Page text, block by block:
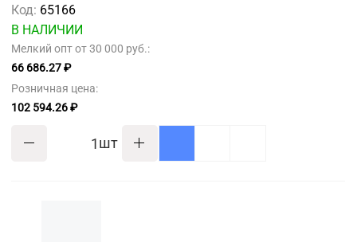
Код: 65166
В НАЛИЧИИ
Мелкий опт от 30 000 руб.:
66 686.27 ₽
Розничная цена:
102 594.26 ₽
шт